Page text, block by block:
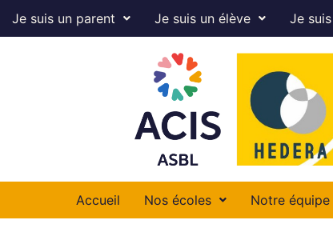
Je suis un parent Je suis un élève Je
Accueil Nos écoles Notre équipe